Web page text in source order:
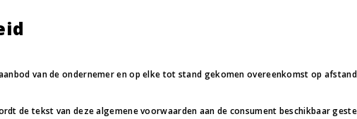
van de ondernemer en op elke tot stand gekomen overeenkomst op
de tekst van deze algemene voorwaarden aan de consument beschikbaar